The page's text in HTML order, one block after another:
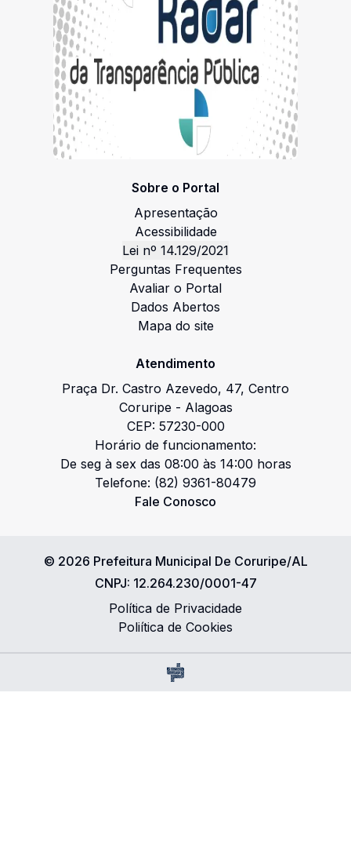
Sobre o Portal
Apresentação
Acessibilidade
Lei nº 14.129/2021
Perguntas Frequentes
Avaliar o Portal
Dados Abertos
Mapa do site
Atendimento
Praça Dr. Castro Azevedo, 47, Centro
Coruripe- Alagoas
CEP: 57230-000
Horário de funcionamento:
De seg à sex das 08:00 às 14:00 horas
Telefone: (82) 9361-80479
Fale Conosco
© 2026 Prefeitura Municipal De Coruripe/AL
CNPJ: 12.264.230/0001-47
Política de Privacidade
Poliítica de Cookies